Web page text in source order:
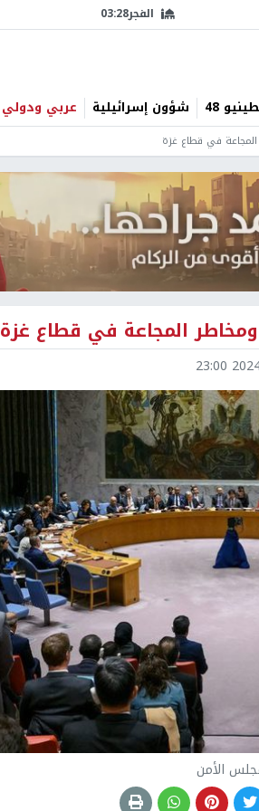
الفجر03:28
48 شؤون إسرائيلية عربي ودولي
المجاعة في قطاع غزة
ومخاطر المجاعة في قطاع غزة
2024-
الأمن